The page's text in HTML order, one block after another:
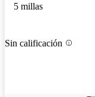
5 millas
Sin calificación